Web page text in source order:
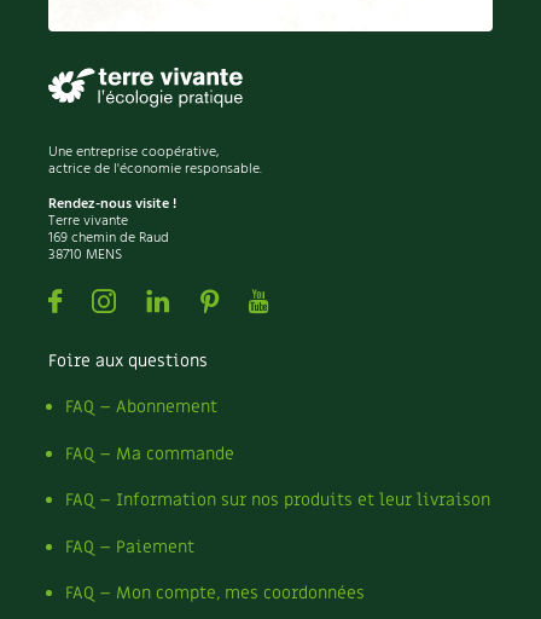
Une entreprise coopérative,
actrice de l'économie responsable.
Rendez-nous visite !
Terre vivante
169 chemin de Raud
38710 MENS
FacebookInstagramLinkedin
PinterestYoutube
Foire aux questions
FAQ – Abonnement
FAQ – Ma commande
FAQ – Information sur nos produits et leur livraison
FAQ – Paiement
FAQ – Mon compte, mes coordonnées